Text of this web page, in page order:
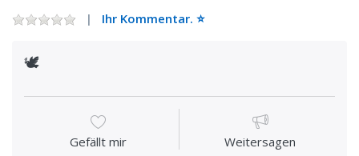
Ihr Kommentar. ⭐️
🕊
Gefällt mir Weitersagen